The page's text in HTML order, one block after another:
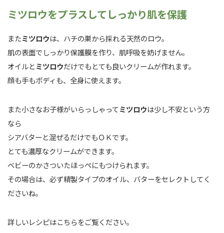
ミツロウをプラスしてしっかり肌を保護
またミツロウは、ハチの巣から採れる天然のロウ。
肌の表面でしっかり保護膜を作り、肌呼吸を妨げません。
オイルとミツロウだけでもとても良いクリームが作れます。
顔も手もボディも、全身に使えます。
また小さなお子様がいらっしゃってミツロウは少し不安という方
なら
シアバターと混ぜるだけでもＯＫです。
とても濃厚なクリームができます。
ベビーのかさついたほっぺにもつけられます。
その場合は、必ず精製タイプのオイル、バターをセレクトしてく
ださいね。
詳しいレシピはこちらをご覧ください。